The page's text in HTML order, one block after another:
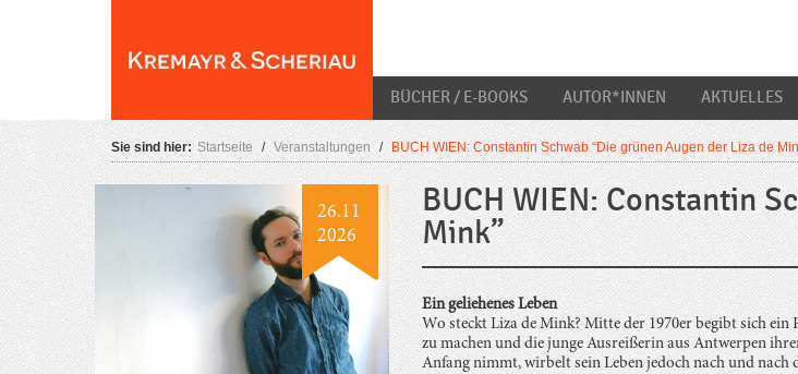
BÜCHER / E-BOOKS AUTOR*INNEN AKTUELLES
Sie sind hier: Startseite / Veranstaltungen / BUCH WIEN: Constantin Schwab “Die grünen Augen der Liza de
26.11
2026
BUCH WIEN: Constantin
Mink”
Ein geliehenes Leben
Wo steckt Liza de Mink? Mitte der 1970er begibt sich
zu machen und die junge Ausreißerin aus Antwerpen
Anfang nimmt, wirbelt sein Leben jedoch nach und nach